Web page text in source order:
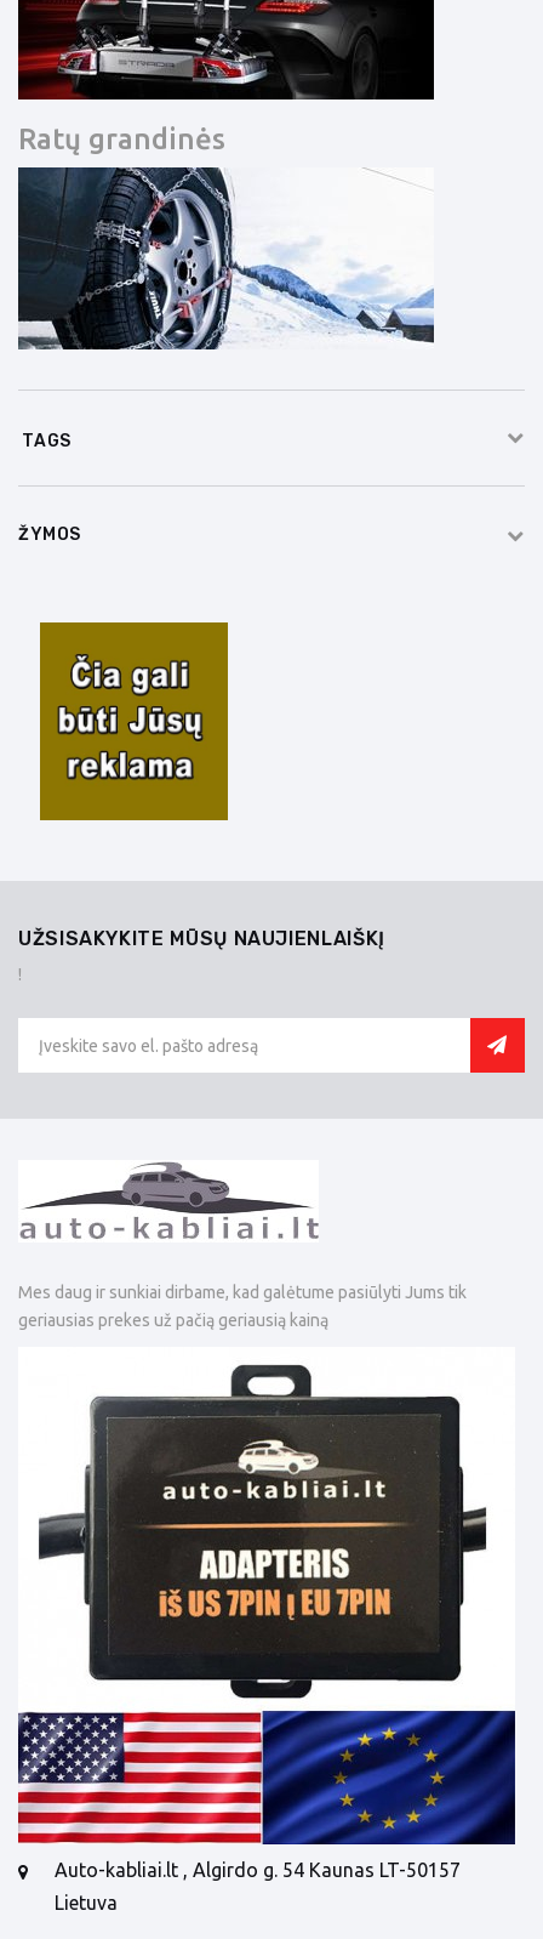
Ratų grandinės
TAGS
ŽYMOS
UŽSISAKYKITE MŪSŲ NAUJIENLAIŠKĮ
!
Mes daug ir sunkiai dirbame, kad galėtume pasiūlyti Jums tik
geriausias prekes už pačią geriausią kainą
Auto-kabliai.lt , Algirdo g. 54 Kaunas LT-50157
Lietuva